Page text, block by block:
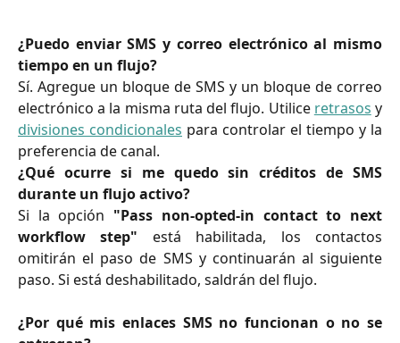
¿Puedo enviar SMS y correo electrónico al mismo
tiempo en un flujo?
Sí. Agregue un bloque de SMS y un bloque de correo
electrónico a la misma ruta del flujo. Utilice retrasos y
divisiones condicionales para controlar el tiempo y la
preferencia de canal.
¿Qué ocurre si me quedo sin créditos de SMS
durante un flujo activo?
Si la opción "Pass non-opted-in contact to next
workflow step" está habilitada, los contactos
omitirán el paso de SMS y continuarán al siguiente
paso. Si está deshabilitado, saldrán del flujo.
¿Por qué mis enlaces SMS no funcionan o no se